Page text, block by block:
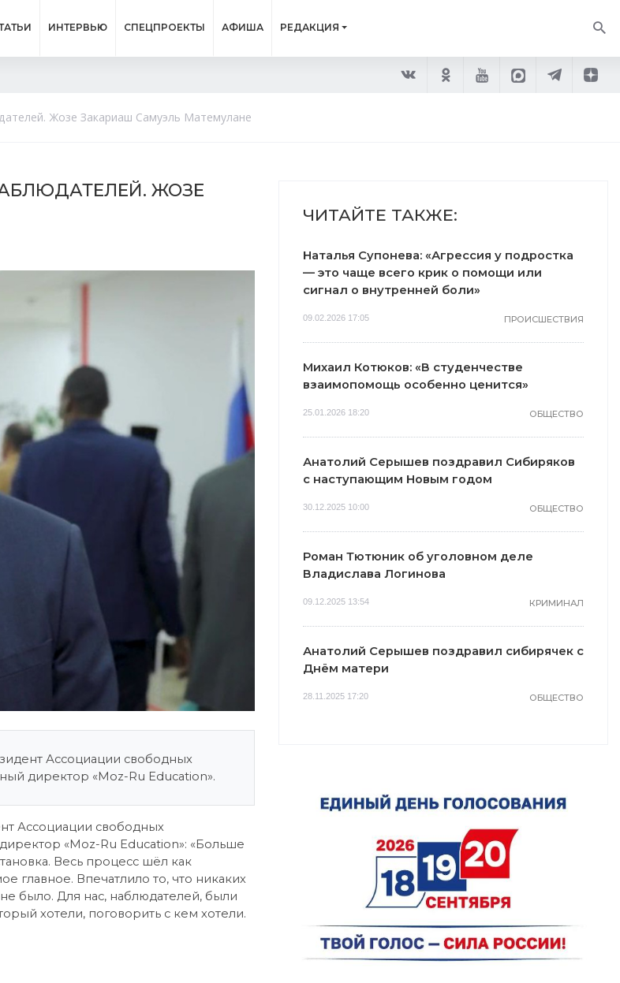
ИНТЕРВЬЮ СПЕЦПРОЕКТЫ АФИША РЕДАКЦИЯ
Жозе Закариаш Самуэль Матемулане
ЖОЗЕ
Ассоциации свободных
директор «Moz-Ru Education».
Ассоциации свободных
«Moz-Ru Education»: «Больше
Весь процесс шёл как
главное. Впечатлило то, что никаких
было. Для нас, наблюдателей, были
хотели, поговорить с кем хотели.
ЧИТАЙТЕ ТАКЖЕ:
Наталья Супонева: «Агрессия у подростка
— это чаще всего крик о помощи или
сигнал о внутренней боли»
09.02.2026 17:05 ПРОИСШЕСТВИЯ
Михаил Котюков: «В студенчестве
взаимопомощь особенно ценится»
25.01.2026 18:20 ОБЩЕСТВО
Анатолий Серышев поздравил Сибиряков
с наступающим Новым годом
30.12.2025 10:00 ОБЩЕСТВО
Роман Тютюник об уголовном деле
Владислава Логинова
09.12.2025 13:54 КРИМИНАЛ
Анатолий Серышев поздравил сибирячек с
Днём матери
28.11.2025 17:20 ОБЩЕСТВО